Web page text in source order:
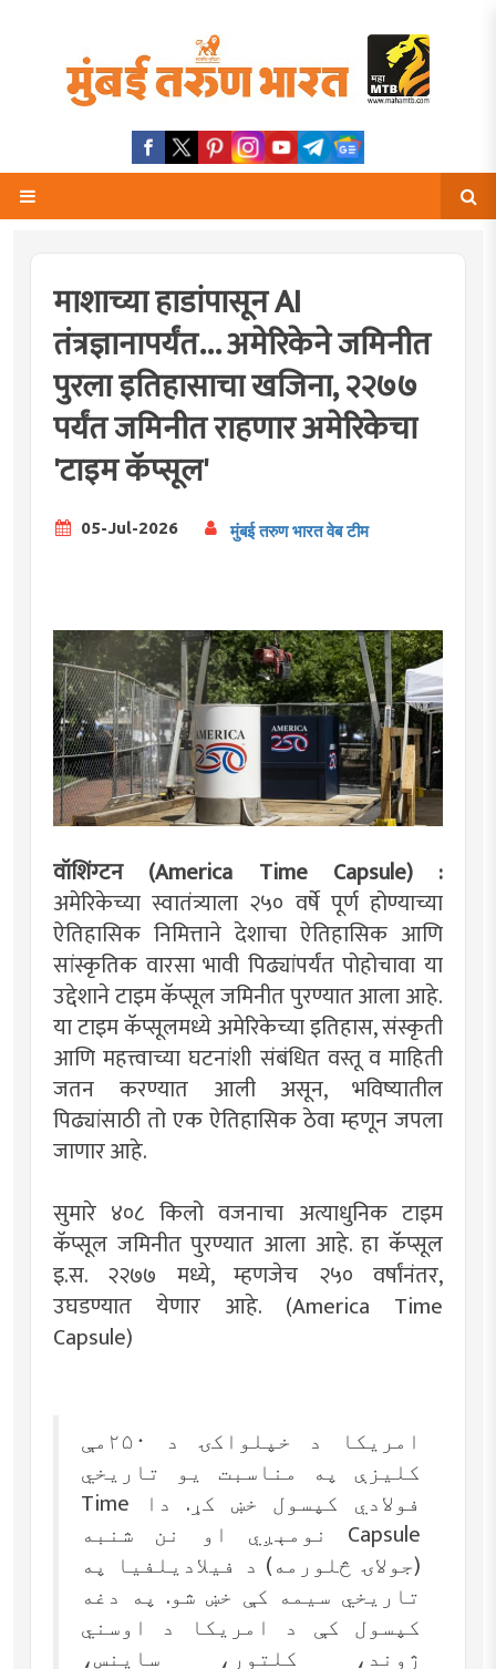
माशाच्या हाडांपासून AI
तंत्रज्ञानापर्यंत... अमेरिकेने जमिनीत
पुरला इतिहासाचा खजिना, २२७७
पर्यंत जमिनीत राहणार अमेरिकेचा
'टाइम कॅप्सूल'
05-Jul-2026 मुंबई तरुण भारत वेब टीम
वॉशिंग्टन (America Time Capsule) :
अमेरिकेच्या स्वातंत्र्याला २५० वर्षे पूर्ण होण्याच्या
ऐतिहासिक निमित्ताने देशाचा ऐतिहासिक आणि
सांस्कृतिक वारसा भावी पिढ्यांपर्यंत पोहोचावा या
उद्देशाने टाइम कॅप्सूल जमिनीत पुरण्यात आला आहे.
या टाइम कॅप्सूलमध्ये अमेरिकेच्या इतिहास, संस्कृती
आणि महत्त्वाच्या घटनांशी संबंधित वस्तू व माहिती
जतन करण्यात आली असून, भविष्यातील
पिढ्यांसाठी तो एक ऐतिहासिक ठेवा म्हणून जपला
जाणार आहे.
सुमारे ४०८ किलो वजनाचा अत्याधुनिक टाइम
कॅप्सूल जमिनीत पुरण्यात आला आहे. हा कॅप्सूल
इ.स. २२७७ मध्ये, म्हणजेच २५० वर्षांनंतर,
उघडण्यात येणार आहे. (America Time
Capsule)
امریکا د خپلواکۍ د ۲۵۰مې
کلیزې په مناسبت یو تاریخي
فولادي کپسول خښ کړ. دا Time
Capsule نومېږي او نن شنبه
(جولاۍ څلورمه) د فیلادیلفیا په
تاریخي سیمه کې خښ شو. په دغه
کپسول کې د امریکا د اوسني
ژوند، کلتور، ساینس،